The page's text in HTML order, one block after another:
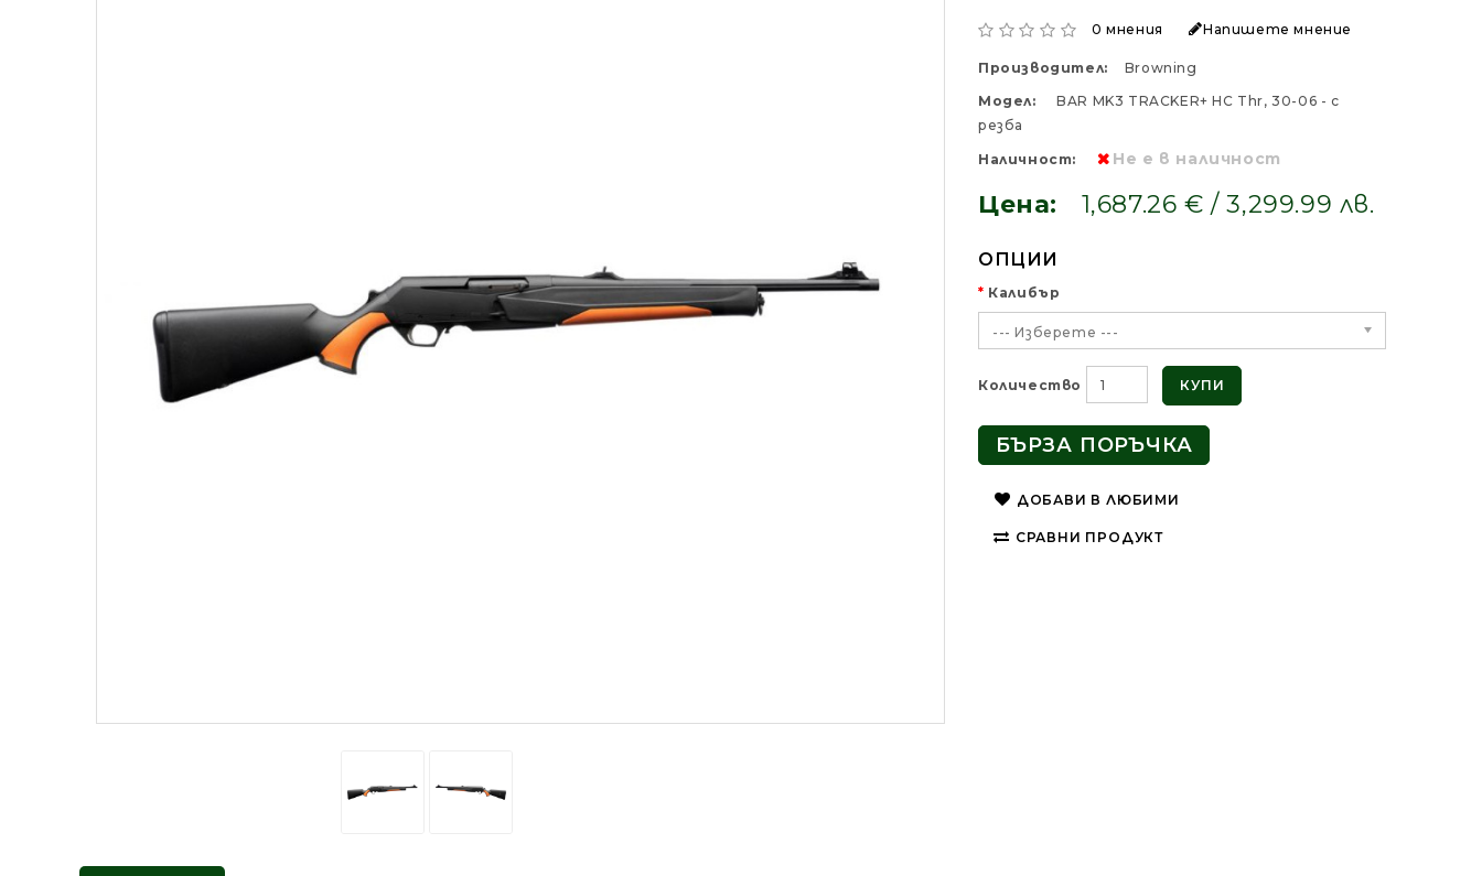
0 мнения Напишете мнение
Производител:
Browning
Модел:
BAR MK3 TRACKER+ HC Thr, 30-06 - с
резба
Наличност: Не е в наличност
Цена: 1,687.26 € / 3,299.99 лв.
ОПЦИИ
Калибър
--- Изберете ---
Количество КУПИ
БЪРЗА ПОРЪЧКА
ДОБАВИ В ЛЮБИМИ
СРАВНИ ПРОДУКТ